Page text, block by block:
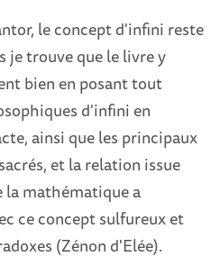
le concept d'infini reste
je trouve que le livre y
bien en posant tout
d'infini en
ainsi que les principaux
et la relation issue
la mathématique a
ce concept sulfureux et
(Zénon d'Elée).